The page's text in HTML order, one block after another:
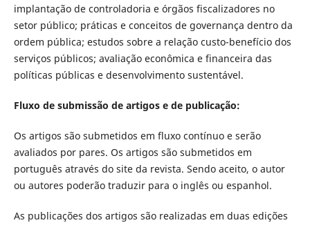
implantação de controladoria e órgãos fiscalizadores no
setor público; práticas e conceitos de governança dentro da
ordem pública; estudos sobre a relação custo-benefício dos
serviços públicos; avaliação econômica e financeira das
políticas públicas e desenvolvimento sustentável.
Fluxo de submissão de artigos e de publicação:
Os artigos são submetidos em fluxo contínuo e serão
avaliados por pares. Os artigos são submetidos em
português através do site da revista. Sendo aceito, o autor
ou autores poderão traduzir para o inglês ou espanhol.
As publicações dos artigos são realizadas em duas edições